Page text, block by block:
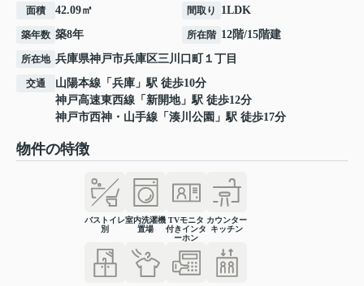
面積 42.09㎡ 間取り 1LDK
築年数 築8年 所在階 12階/15階建
所在地 兵庫県神戸市兵庫区三川口町 １丁目
交通 山陽本線 「 兵庫 」駅 徒歩10分
神戸高速東西線 「 新開地」駅 徒歩12分
神戸市西神・山手線 「 湊川公園 」駅 徒歩17分
物件の特徴
バストイレ
別
室内洗濯機
置場
TVモニタ
付きインタ
ーホン
カウンター
キッチン